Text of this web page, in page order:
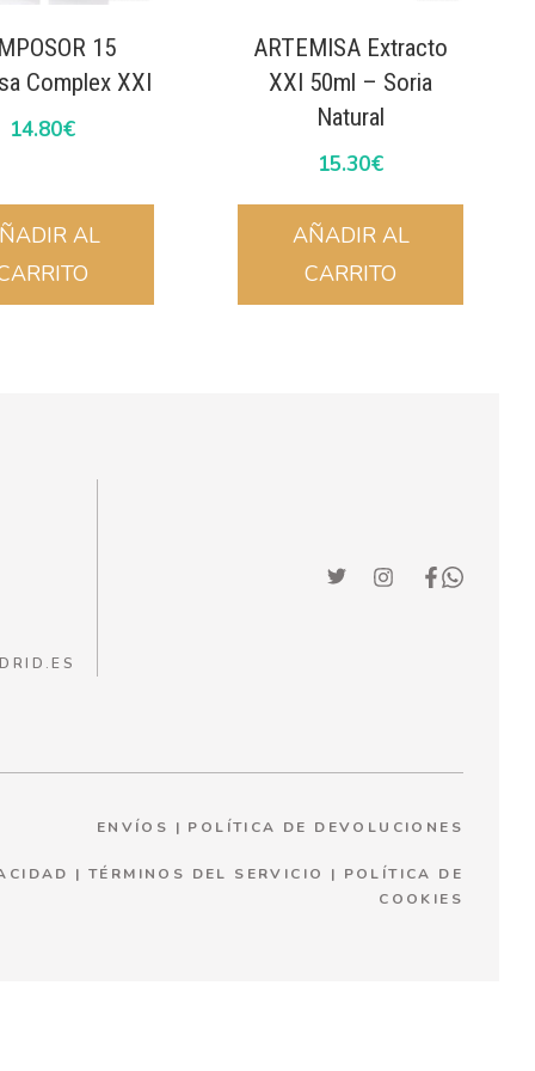
15
Complex XXI
14.80€
AL
ARTEMISA Extracto
XXI 50ml – Soria
Natural
15.30€
AÑADIR AL
CARRITO
ENVÍOS | POLÍTICA DE DEVOLUCIONES
| TÉRMINOS DEL SERVICIO | POLÍTICA DE
COOKIES